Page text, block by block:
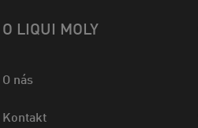
O LIQUI MOLY
O nás
Kontakt